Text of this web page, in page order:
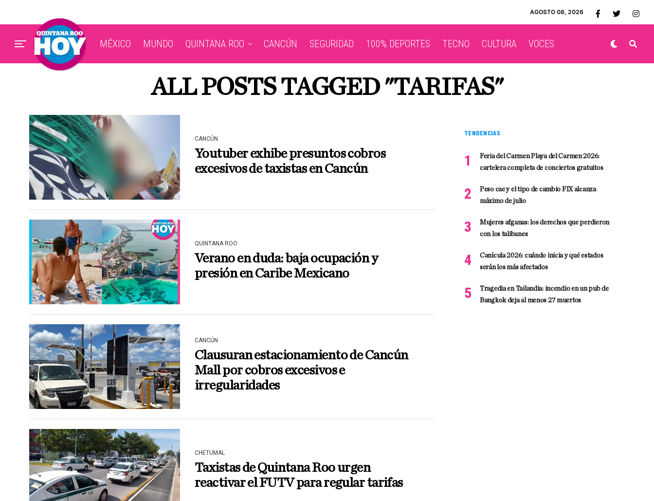
AGOSTO 08, 2026
MÉXICO MUNDO QUINTANA ROO CANCÚN SEGURIDAD 100% DEPORTES TECNO CULTURA VOCES
ALL POSTS TAGGED "TARIFAS"
CANCÚN
Youtuber exhibe presuntos cobros
excesivos de taxistas en Cancún
QUINTANA ROO
Verano en duda: baja ocupación y
presión en Caribe Mexicano
CANCÚN
Clausuran estacionamiento de Cancún
Mall por cobros excesivos e
irregularidades
CHETUMAL
Taxistas de Quintana Roo urgen
reactivar el FUTV para regular tarifas
TENDENCIAS
Feria del Carmen Playa del Carmen 2026:
cartelera completa de conciertos gratuitos
Peso cae y el tipo de cambio FIX alcanza
máximo de julio
Mujeres afganas: los derechos que perdieron
con los talibanes
Canícula 2026: cuándo inicia y qué estados
serán los más afectados
Tragedia en Tailandia: incendio en un pub de
Bangkok deja al menos 27 muertos